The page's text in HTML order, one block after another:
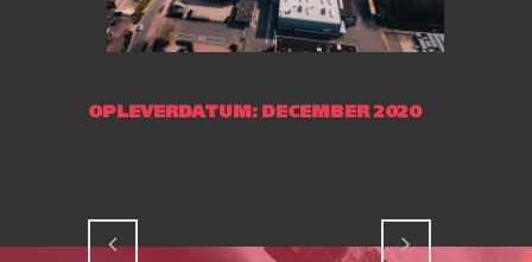
OPLEVERDATUM: DECEMBER 2020